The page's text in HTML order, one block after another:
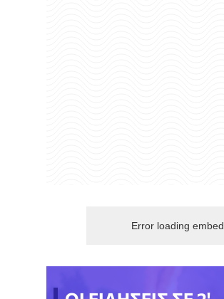
Error loading embed